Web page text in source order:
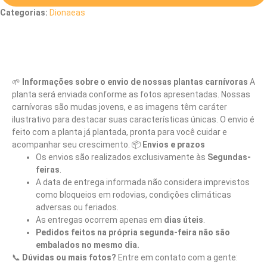
Categorias: Dionaeas
🌱 Informações sobre o envio de nossas plantas carnívoras A
planta será enviada conforme as fotos apresentadas. Nossas
carnívoras são mudas jovens, e as imagens têm caráter
ilustrativo para destacar suas características únicas. O envio é
feito com a planta já plantada, pronta para você cuidar e
acompanhar seu crescimento. 📦 Envios e prazos
Os envios são realizados exclusivamente às Segundas-
feiras.
A data de entrega informada não considera imprevistos
como bloqueios em rodovias, condições climáticas
adversas ou feriados.
As entregas ocorrem apenas em dias úteis.
Pedidos feitos na própria segunda-feira não são
embalados no mesmo dia.
📞 Dúvidas ou mais fotos? Entre em contato com a gente: